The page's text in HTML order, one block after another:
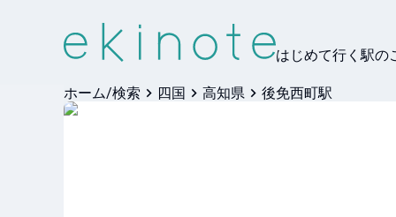
はじめて行く駅の
ホーム/検索 四国 高知県 後免西町駅